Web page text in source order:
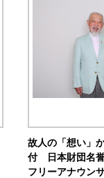
故人の「想い」
付 日本財団名
フリーアナウン